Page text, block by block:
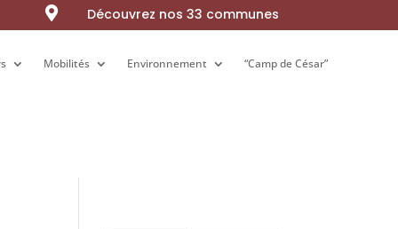
 Découvrez nos 33 communes
Mobilités Environnement “Camp de César”
Mobilités Environnement “Camp de César”